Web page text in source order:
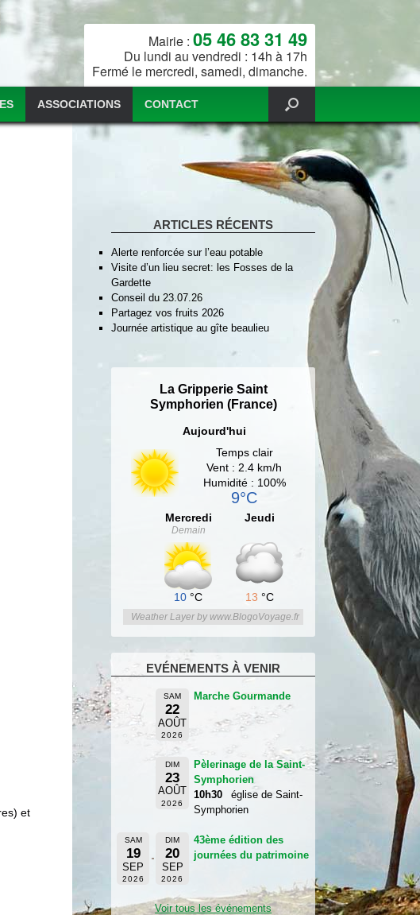
Mairie : 05 46 83 31 49
Du lundi au vendredi : 14h à 17h
Fermé le mercredi, samedi, dimanche.
ASSOCIATIONS CONTACT
et
ARTICLES RÉCENTS
Alerte renforcée sur l’eau potable
Visite d’un lieu secret: les Fosses de la
Gardette
Conseil du 23.07.26
Partagez vos fruits 2026
Journée artistique au gîte beaulieu
La Gripperie Saint
Symphorien (France)
Aujourd'hui
Temps clair
Vent : 2.4 km/h
Humidité : 100%
9°C
Mercredi
Demain
10 °C
Jeudi
13 °C
Weather Layer by www.BlogoVoyage.fr
EVÉNEMENTS À VENIR
SAM
22
AOÛT
2026
Marche Gourmande
DIM
23
AOÛT
2026
Pèlerinage de la Saint-
Symphorien
10h30
église de Saint-
Symphorien
SAM
19
SEP
2026
DIM
20
SEP
2026
43ème édition des
journées du patrimoine
Voir tous les événements